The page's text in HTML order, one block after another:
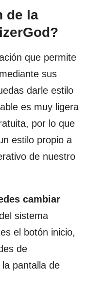
de la
que permite
sus
darle estilo
es muy ligera
por lo que
estilo propio a
de nuestro
cambiar
sistema
el botón inicio,
de
pantalla de